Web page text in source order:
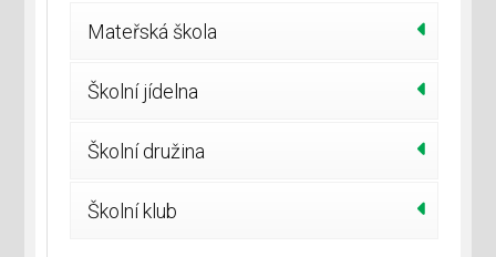
Mateřská škola
Školní jídelna
Školní družina
Školní klub